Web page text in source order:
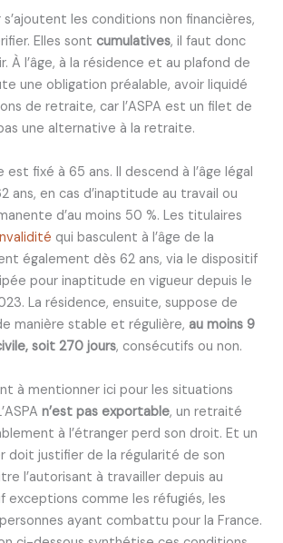
les conditions non financières,
Elles sontcumulatives, il faut donc
À l’âge, à la résidence et au plafond de
une obligation préalable, avoir liquidé
de retraite, car l’ASPA est un filet de
une alternative à la retraite.
est fixé à 65 ans. Il descend à l’âge légal
ans, en cas d’inaptitude au travail ou
d’au moins 50 %. Les titulaires
qui basculent à l’âge de la
également dès 62 ans, via le dispositif
pour inaptitude en vigueur depuis le
La résidence, ensuite, suppose de
manière stable et régulière, au moins 9
soit 270 jours, consécutifs ou non.
à mentionner ici pour les situations
n’est pas exportable, un retraité
à l’étranger perd son droit. Et un
doit justifier de la régularité de son
l’autorisant à travailler depuis au
exceptions comme les réfugiés, les
ayant combattu pour la France.